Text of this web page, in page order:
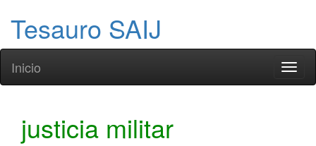
Tesauro SAIJ
Inicio
justicia militar